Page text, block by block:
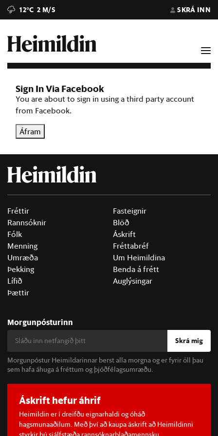
12°C 2 M/S SKRÁ INN
Sign In Via Facebook
You are about to sign in using a third party account
from Facebook.
Áfram
Fréttir
Rannsóknir
Fólk
Menning
Umræða
Þekking
Lífið
Þættir
Fasteignir
Blöð
Áskrift
Fréttabréf
Um Heimildina
Benda á frétt
Auglýsingar
Morgunpósturinn
Skrá mig
Morgunpóstur Heimildarinnar berst alla morgna og er fyrir öll þau
sem hafa áhuga á fréttum og þjóðfélagsumræðu.
Áskrift hefur áhrif
Heimildin er í dreifðu eignarhaldi og óháð
hagsmunaaðilum. Með því að kaupa áskrift að Heimildinni